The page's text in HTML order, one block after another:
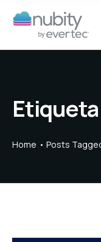
Home Posts